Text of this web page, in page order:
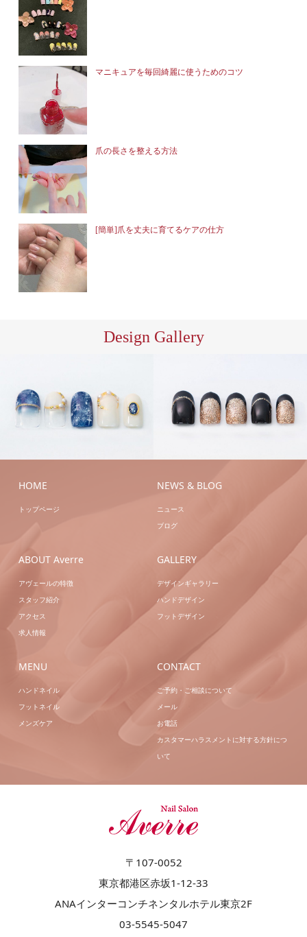
マニキュアを毎回綺麗に使うためのコツ
爪の長さを整える方法
[簡単]爪を丈夫に育てるケアの仕方
Design Gallery
ハン
ル
ハン
ル
HOME
トップページ
NEWS & BLOG
ニュース
ブログ
ABOUT Averre
アヴェールの特徴
スタッフ紹介
アクセス
求人情報
GALLERY
デザインギャラリー
ハンドデザイン
フットデザイン
MENU
ハンドネイル
フットネイル
メンズケア
CONTACT
ご予約・ご相談について
メール
お電話
カスタマーハラスメントに対する方針につ
いて
〒107-0052
東京都港区赤坂1-12-33
ANAインターコンチネンタルホテル東京2F
03-5545-5047